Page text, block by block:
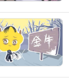
受到个人经
的影响。因
可能会有不